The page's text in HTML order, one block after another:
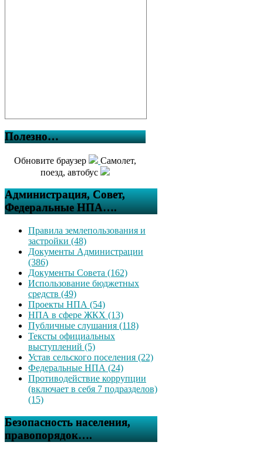
Полезно…
Обновите браузер
Самолет,
поезд, автобус
Администрация, Совет,
Федеральные НПА….
Правила землепользования и
застройки (48)
Документы Администрации
(386)
Документы Совета (162)
Использование бюджетных
средств (49)
Проекты НПА (54)
НПА в сфере ЖКХ (13)
Публичные слушания (118)
Тексты официальных
выступлений (5)
Устав сельского поселения (22)
Федеральные НПА (24)
Противодействие коррупции
(включает в себя 7 подразделов)
(15)
Безопасность населения,
правопорядок….